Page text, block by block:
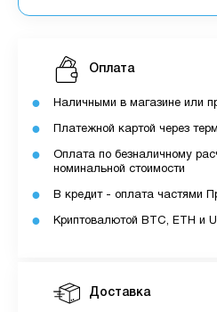
Доставка
Оплата
Наличными в магазине или
Платежной картой через
Оплата по безналичному
номинальной стоимости
В кредит - оплата частями
Криптовалютой BTC, ETH и